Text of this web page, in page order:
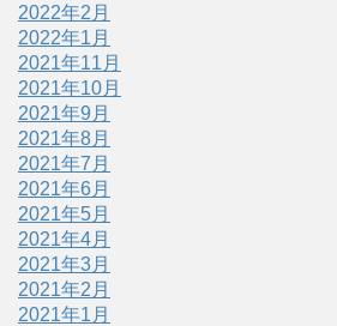
2022年2月
2022年1月
2021年11月
2021年10月
2021年9月
2021年8月
2021年7月
2021年6月
2021年5月
2021年4月
2021年3月
2021年2月
2021年1月